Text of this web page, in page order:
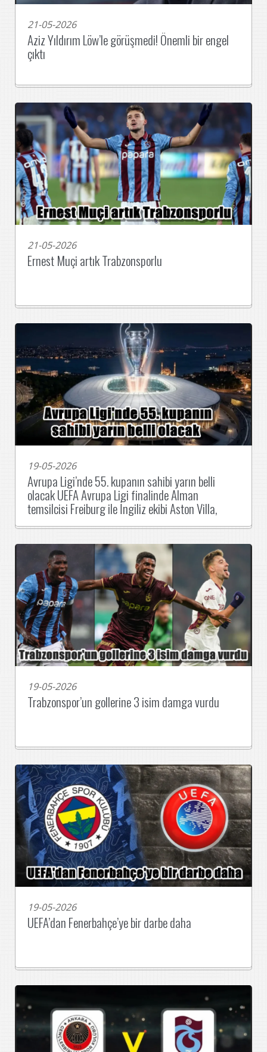
21-05-2026
Aziz Yıldırım Löw’le görüşmedi! Önemli bir engel
çıktı
21-05-2026
Ernest Muçi artık Trabzonsporlu
19-05-2026
Avrupa Ligi’nde 55. kupanın sahibi yarın belli
olacak UEFA Avrupa Ligi finalinde Alman
temsilcisi Freiburg ile İngiliz ekibi Aston Villa,
yarın Avrupa’nın iki numaralı kupasını kazanmak
19-05-2026
Trabzonspor’un gollerine 3 isim damga vurdu
19-05-2026
UEFA’dan Fenerbahçe’ye bir darbe daha